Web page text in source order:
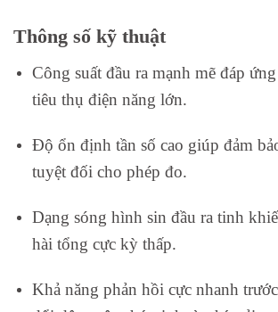
Thông số kỹ thuật
Công suất đầu ra mạnh mẽ đáp
tiêu thụ điện năng lớn.
Độ ổn định tần số cao giúp đảm
tuyệt đối cho phép đo.
Dạng sóng hình sin đầu ra tinh
hài tổng cực kỳ thấp.
Khả năng phản hồi cực nhanh